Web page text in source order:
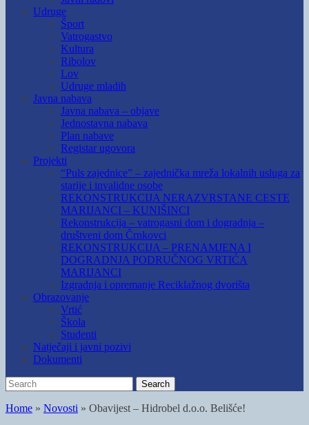
Udruge
Šport
Vatrogastvo
Kultura
Ribolov
Lov
Udruge mladih
Javna nabava
Javna nabava – objave
Jednostavna nabava
Plan nabave
Registar ugovora
Projekti
“Puls zajednice” – zajednička mreža lokalnih usluga za
starije i invalidne osobe
REKONSTRUKCIJA NERAZVRSTANE CESTE
MARIJANCI – KUNIŠINCI
Rekonstrukcija – vatrogasni dom i dogradnja –
društveni dom Črnkovci
REKONSTRUKCIJA – PRENAMJENA I
DOGRADNJA PODRUČNOG VRTIĆA
MARIJANCI
Izgradnja i opremanje Reciklažnog dvorišta
Obrazovanje
Vrtić
Škola
Studenti
Natječaji i javni pozivi
Dokumenti
Search
for:
Search
Home » Novosti » Obavijest – Hidrobel d.o.o. Belišće!